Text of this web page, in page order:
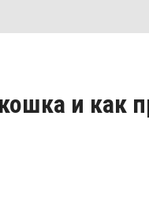
и как